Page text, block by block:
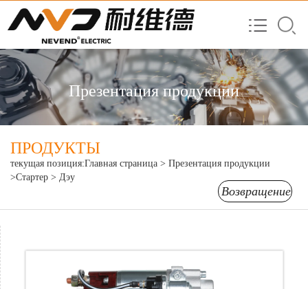
Презентация продукции
ПРОДУКТЫ
текущая позиция:Главная страница > Презентация продукции
>Стартер > Дэу
Возвращение